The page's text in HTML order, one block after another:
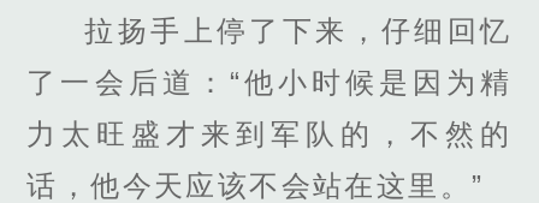
拉扬手上停了下来，仔细回忆
了一会后道：“他小时候是因为精
力太旺盛才来到军队的，不然的
话，他今天应该不会站在这里。”